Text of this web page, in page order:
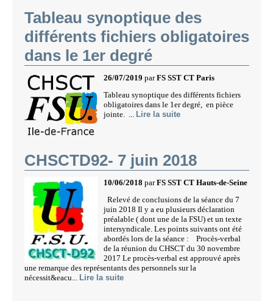
Tableau synoptique des
différents fichiers obligatoires
dans le 1er degré
26/07/2019 parFS SST CT Paris
Tableau synoptique des différents fichiers
obligatoires dans le 1er degré, en pièce
jointe. ...
Lire la suite
CHSCTD92- 7 juin 2018
10/06/2018 parFS SST CT Hauts-de-Seine
Relevé de conclusions de la séance du 7
juin 2018 Il y a eu plusieurs déclaration
préalable ( dont une de la FSU) et un texte
intersyndicale. Les points suivants ont été
abordés lors de la séance : Procès-verbal
de la réunion du CHSCT du 30 novembre
2017 Le procès-verbal est approuvé après
une remarque des représentants des personnels sur la
nécessit&eacu...
Lire la suite